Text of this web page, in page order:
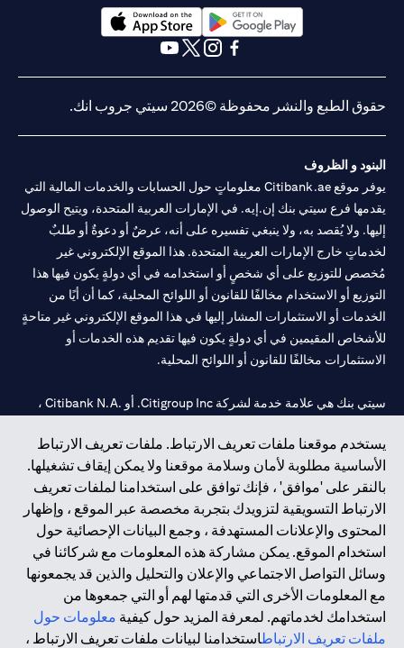
يستخدم موقعنا ملفات تعريف الارتباط. ملفات تعريف الارتباط
الأساسية مطلوبة لأمان وسلامة موقعنا ولا يمكن إيقاف تشغيلها.
بالنقر على 'موافق' ، فإنك توافق على استخدامنا لملفات تعريف
الارتباط التسويقية لتزويدك بتجربة مخصصة عبر الموقع ، وإظهار
المحتوى والإعلانات المستهدفة ، وجمع البيانات الإحصائية حول
استخدام الموقع. يمكن مشاركة هذه المعلومات مع شركائنا في
وسائل التواصل الاجتماعي والإعلان والتحليل والذين قد يجمعونها
مع المعلومات الأخرى التي قدمتها لهم أو التي جمعوها من
استخدامك لخدماتهم. لمعرفة المزيد حول كيفية معلومات حول
ملفات تعريف الارتباطاستخدامنا لبيانات ملفات تعريف الارتباط ،
(opens in a new tab)
حقوق الطبع والنشر محفوظة ©2026 سيتي جروب انك.
البنود و الظروف
يوفر موقع Citibank.ae معلوماتٍ حول الحسابات والخدمات المالية التي
يقدمها فرع سيتي بنك إن.إيه. في الإمارات العربية المتحدة، ويتيح الوصول
إليها. ولا يُقصد به، ولا ينبغي تفسيره على أنه، عرضٌ أو دعوةٌ أو طلبٌ
لخدماتٍ خارج الإمارات العربية المتحدة. هذا الموقع الإلكتروني غير
مُخصص للتوزيع على أي شخصٍ أو استخدامه في أي دولةٍ يكون فيها هذا
التوزيع أو الاستخدام مخالفًا للقانون أو اللوائح المحلية، كما أن أيًا من
الخدمات أو الاستثمارات المشار إليها في هذا الموقع الإلكتروني غير متاحةٍ
للأشخاص المقيمين في أي دولةٍ يكون فيها تقديم هذه الخدمات أو
الاستثمارات مخالفًا للقانون أو اللوائح المحلية.
سيتي بنك هي علامة خدمة لشركة Citigroup Inc. أو .Citibank N.A ،
سيتي بنك إن. إيه. الإمارات مسجل لدى مصرف الإمارات المركزي تحت
أرقام التراخيص 202563 لفرع الوصل في دبي، 531989 لفرع مول
الإمارات في دبي، وCN-1002019لفرع أبوظبي. هاتف: 4000 311 04.
فرع سيتي بنك إن إيه - الإمارات العربية المتحدة مرخص من مصرف
الإمارات العربية المتحدة المركزي كفرع لبنك أجنبي.
سيتي بنك إن إيه الإمارات العربية المتحدة مرخص من هيئة الأوراق المالية
والسلع في الإمارات العربية المتحدة ("SCA") للقيام بالنشاط المالي لـ أ)
الاستشارات المالية والتعريف والترويج بموجب ترخيص رقم
20200000097 ب) وسيط تداول في الأسواق الدولية بموجب ترخيص